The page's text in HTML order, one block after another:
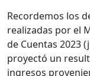
Recordemos los
realizadas por el
de Cuentas 2023
proyectó un
ingresos